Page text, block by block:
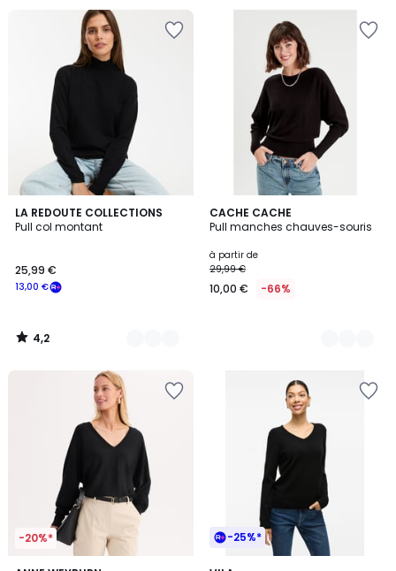
LA REDOUTE COLLECTIONS
Pull col montant
13,00 €
25,99 €
4,2
/ 5
2
Couleurs
4,2
/
CACHE CACHE
Pull manches chauves-souris
à partir de
29,99 €
10,00 € -66%
3
Couleurs
-20%* -25%*